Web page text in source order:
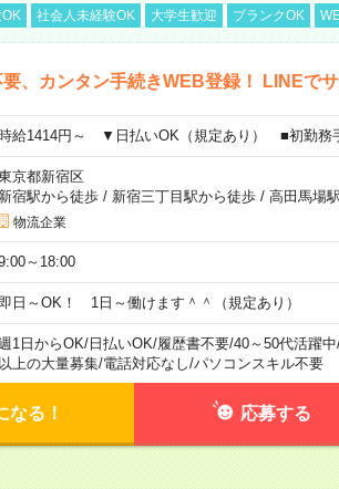
社会人未経験OK 大学生歓迎 ブランクOK
、カンタン手続きWEB登録！ LINEで
給1414円～ ▼日払いOK（規定あり） ■初勤
京都新宿区
新宿駅から徒歩/ 新宿三丁目駅から徒歩/ 高田馬場
物流企業
～18:00
即日～OK！ 1日～働けます＾＾（規定あり）
1日からOK/日払いOK/履歴書不要/40～50代活躍中
以上の大量募集/電話対応なし/パソコンスキル不要
なる！ 応募する